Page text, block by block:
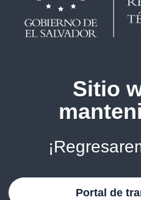
Sitio
Portal de